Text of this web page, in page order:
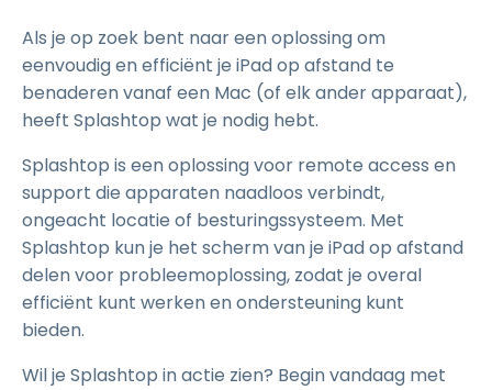
Als je op zoek bent naar een oplossing om
eenvoudig en efficiënt je iPad op afstand te
benaderen vanaf een Mac (of elk ander apparaat),
heeft Splashtop wat je nodig hebt.
Splashtop is een oplossing voor remote access en
support die apparaten naadloos verbindt,
ongeacht locatie of besturingssysteem. Met
Splashtop kun je het scherm van je iPad op afstand
delen voor probleemoplossing, zodat je overal
efficiënt kunt werken en ondersteuning kunt
bieden.
Wil je Splashtop in actie zien? Begin vandaag met